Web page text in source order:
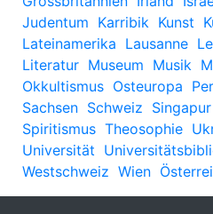
Judentum Karribik Kunst
Lateinamerika Lausanne
Literatur Museum Musik
Okkultismus Osteuropa
Sachsen Schweiz Singapur
Spiritismus Theosophie
Universität
Westschweiz Wien